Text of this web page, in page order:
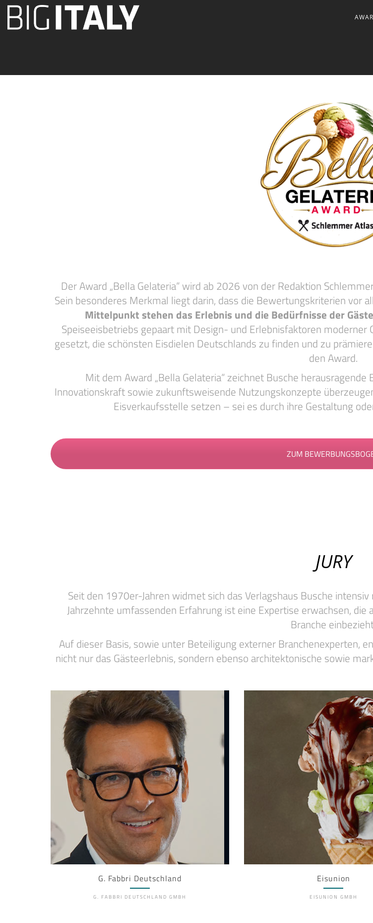
Der Award „Bella Gelateria“ wird ab 2026 von der Redaktion
Sein besonderes Merkmal liegt darin, dass die Bewertungskriterien vor
Mittelpunkt stehen das Erlebnis und die Bedürfnisse der Gäste
Speiseeisbetriebs gepaart mit Design- und Erlebnisfaktoren
gesetzt, die schönsten Eisdielen Deutschlands zu finden und zu
den Award.
Mit dem Award „Bella Gelateria“ zeichnet Busche
Innovationskraft sowie zukunftsweisende Nutzungskonzepte
Eisverkaufsstelle setzen – sei es durch ihre Gestaltung
ZUM
JURY
Seit den 1970er-Jahren widmet sich das Verlagshaus Busche
Jahrzehnte umfassenden Erfahrung ist eine Expertise erwachsen,
Branche
Auf dieser Basis, sowie unter Beteiligung externer Branchenexperten,
nicht nur das Gästeerlebnis, sondern ebenso architektonische sowie
G. Fabbri Deutschland
G. FABBRI DEUTSCHLAND GMBH
Eisunion
EISUNION GMBH